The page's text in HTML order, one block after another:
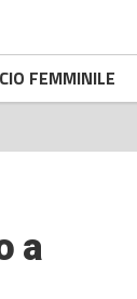
FEMMINILE
a